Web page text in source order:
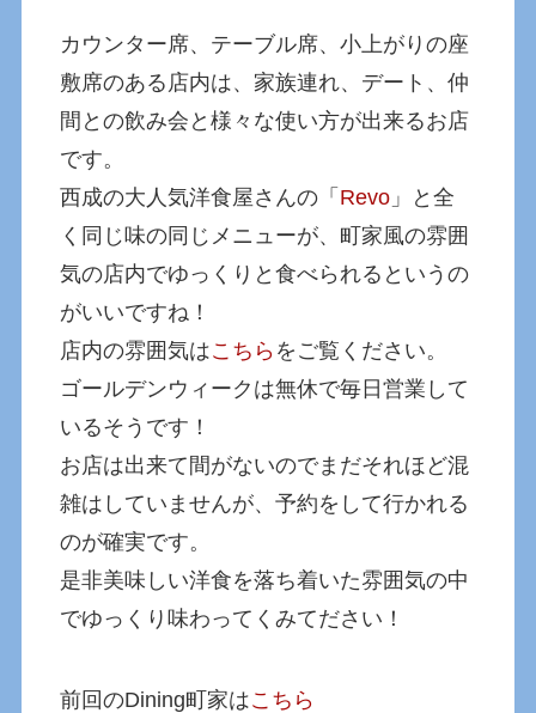
カウンター席、テーブル席、小上がりの座
敷席のある店内は、家族連れ、デート、仲
間との飲み会と様々な使い方が出来るお店
です。
西成の大人気洋食屋さんの「 Revo 」と全
く同じ味の同じメニューが、町家風の雰囲
気の店内でゆっくりと食べられるというの
がいいですね！
店内の雰囲気はこちら をご覧ください。
ゴールデンウィークは無休で毎日営業して
いるそうです！
お店は出来て間がないのでまだそれほど混
雑はしていませんが、予約をして行かれる
のが確実です。
是非美味しい洋食を落ち着いた雰囲気の中
でゆっくり味わってくみてださい！
前回のDining町家はこちら